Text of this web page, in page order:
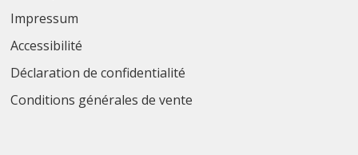
Impressum
Accessibilité
Déclaration de confidentialité
Conditions générales de vente